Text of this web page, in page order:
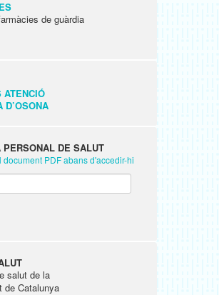
de guàrdia
ATENCIÓ
D’OSONA
PERSONAL DE SALUT
document PDF abans d'accedir-hi
salut de la
de Catalunya